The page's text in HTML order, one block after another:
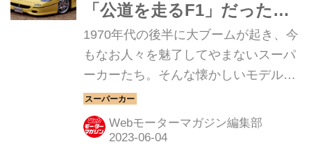
「公道を走るF1」だった
【スーパーカークロニクル
／041】
1970年代の後半に大ブームが起き、今
もなお人々を魅了してやまないスーパ
ーカーたち。そんな懐かしいモデルか
ら現代のハイパースポーツまでを紹介
していく、スーパーカークロニクル。
今回は、フェラーリ F50だ。
Webモーターマガジン編集部